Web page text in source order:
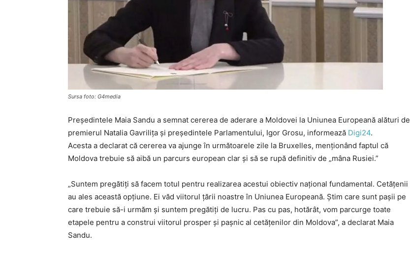
Sursa foto: G4media
Președintele Maia Sandu a semnat cererea de aderare a Moldovei la Uniunea Europeană alături de
premierul Natalia Gavrilița și președintele Parlamentului, Igor Grosu, informează Digi24.
Acesta a declarat că cererea va ajunge în următoarele zile la Bruxelles, menționând faptul că
Moldova trebuie să aibă un parcurs european clar și să se rupă definitiv de „mâna Rusiei.”
„Suntem pregătiți să facem totul pentru realizarea acestui obiectiv național fundamental. Cetățenii
au ales această opțiune. Ei văd viitorul țării noastre în Uniunea Europeană. Știm care sunt pașii pe
care trebuie să-i urmăm și suntem pregătiți de lucru. Pas cu pas, hotărât, vom parcurge toate
etapele pentru a construi viitorul prosper și pașnic al cetățenilor din Moldova”, a declarat Maia
Sandu.